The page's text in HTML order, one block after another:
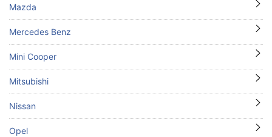
Mazda
Mercedes Benz
Mini Cooper
Mitsubishi
Nissan
Opel